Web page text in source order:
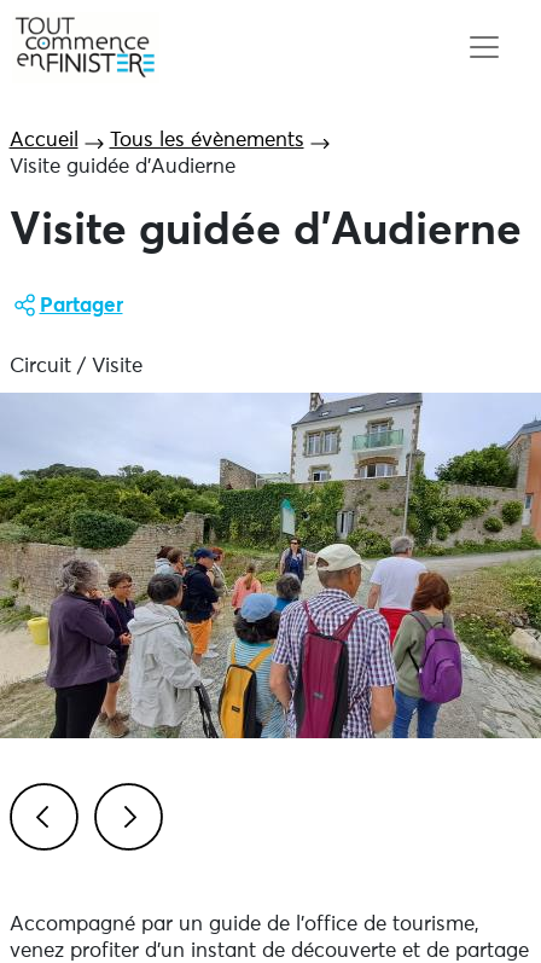
Accueil
Tous les évènements
Visite guidée d’Audierne
Visite guidée d’Audierne
Partager
Circuit / Visite
Accompagné par un guide de l’office de tourisme,
venez profiter d’un instant de découverte et de partage